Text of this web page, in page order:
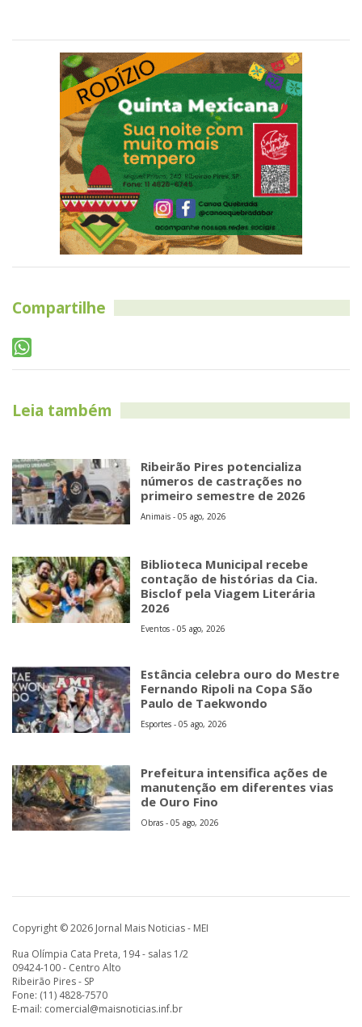
Compartilhe
Leia também
Ribeirão Pires potencializa
números de castrações no
primeiro semestre de 2026
Animais - 05 ago, 2026
Biblioteca Municipal recebe
contação de histórias da Cia.
Bisclof pela Viagem Literária
2026
Eventos - 05 ago, 2026
Estância celebra ouro do Mestre
Fernando Ripoli na Copa São
Paulo de Taekwondo
Esportes - 05 ago, 2026
Prefeitura intensifica ações de
manutenção em diferentes vias
de Ouro Fino
Obras - 05 ago, 2026
Copyright © 2026 Jornal Mais Noticias - MEI
Rua Olímpia Cata Preta, 194 - salas 1/2
09424-100 - Centro Alto
Ribeirão Pires - SP
Fone: (11) 4828-7570
E-mail: comercial@maisnoticias.inf.br